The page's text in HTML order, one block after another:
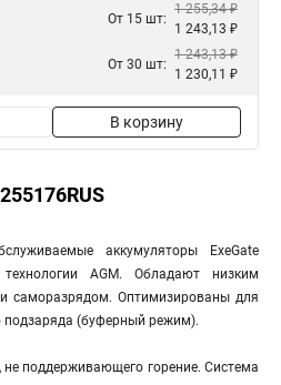
От 15 шт:
1 255,34 ₽
1 243,13 ₽
От 30 шт:
1 243,13 ₽
1 230,11 ₽
В корзину
аккумуляторы ExeGate
AGM. Обладают низким
саморазрядом. Оптимизированы для
(буферный режим).
не поддерживающего горение. Система